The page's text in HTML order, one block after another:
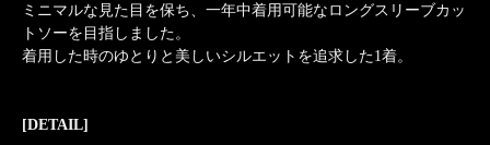
ミニマルな見た目を保ち、一年中着用可能なロングスリーブカッ
トソーを目指しました。
着用した時のゆとりと美しいシルエットを追求した1着。
[DETAIL]